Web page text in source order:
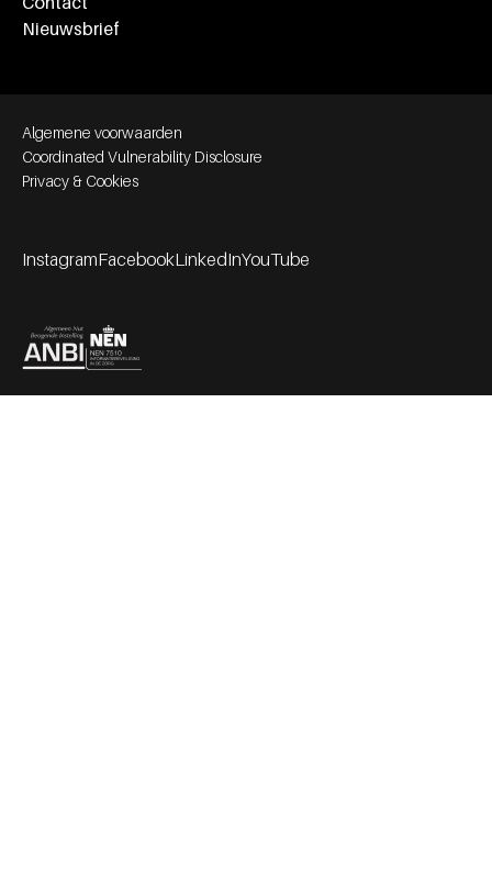
Nieuwsbrief
Footer bottom navigation
Algemene voorwaarden
Coordinated Vulnerability Disclosure
Privacy & Cookies
InstagramFacebookLinkedInYouTube
Partners